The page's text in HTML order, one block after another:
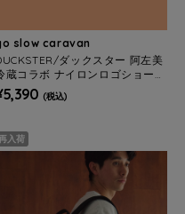
slow caravan
ダックスター 阿左美
蔵コラボ ナイロンロゴショーツ
(税込)
入荷